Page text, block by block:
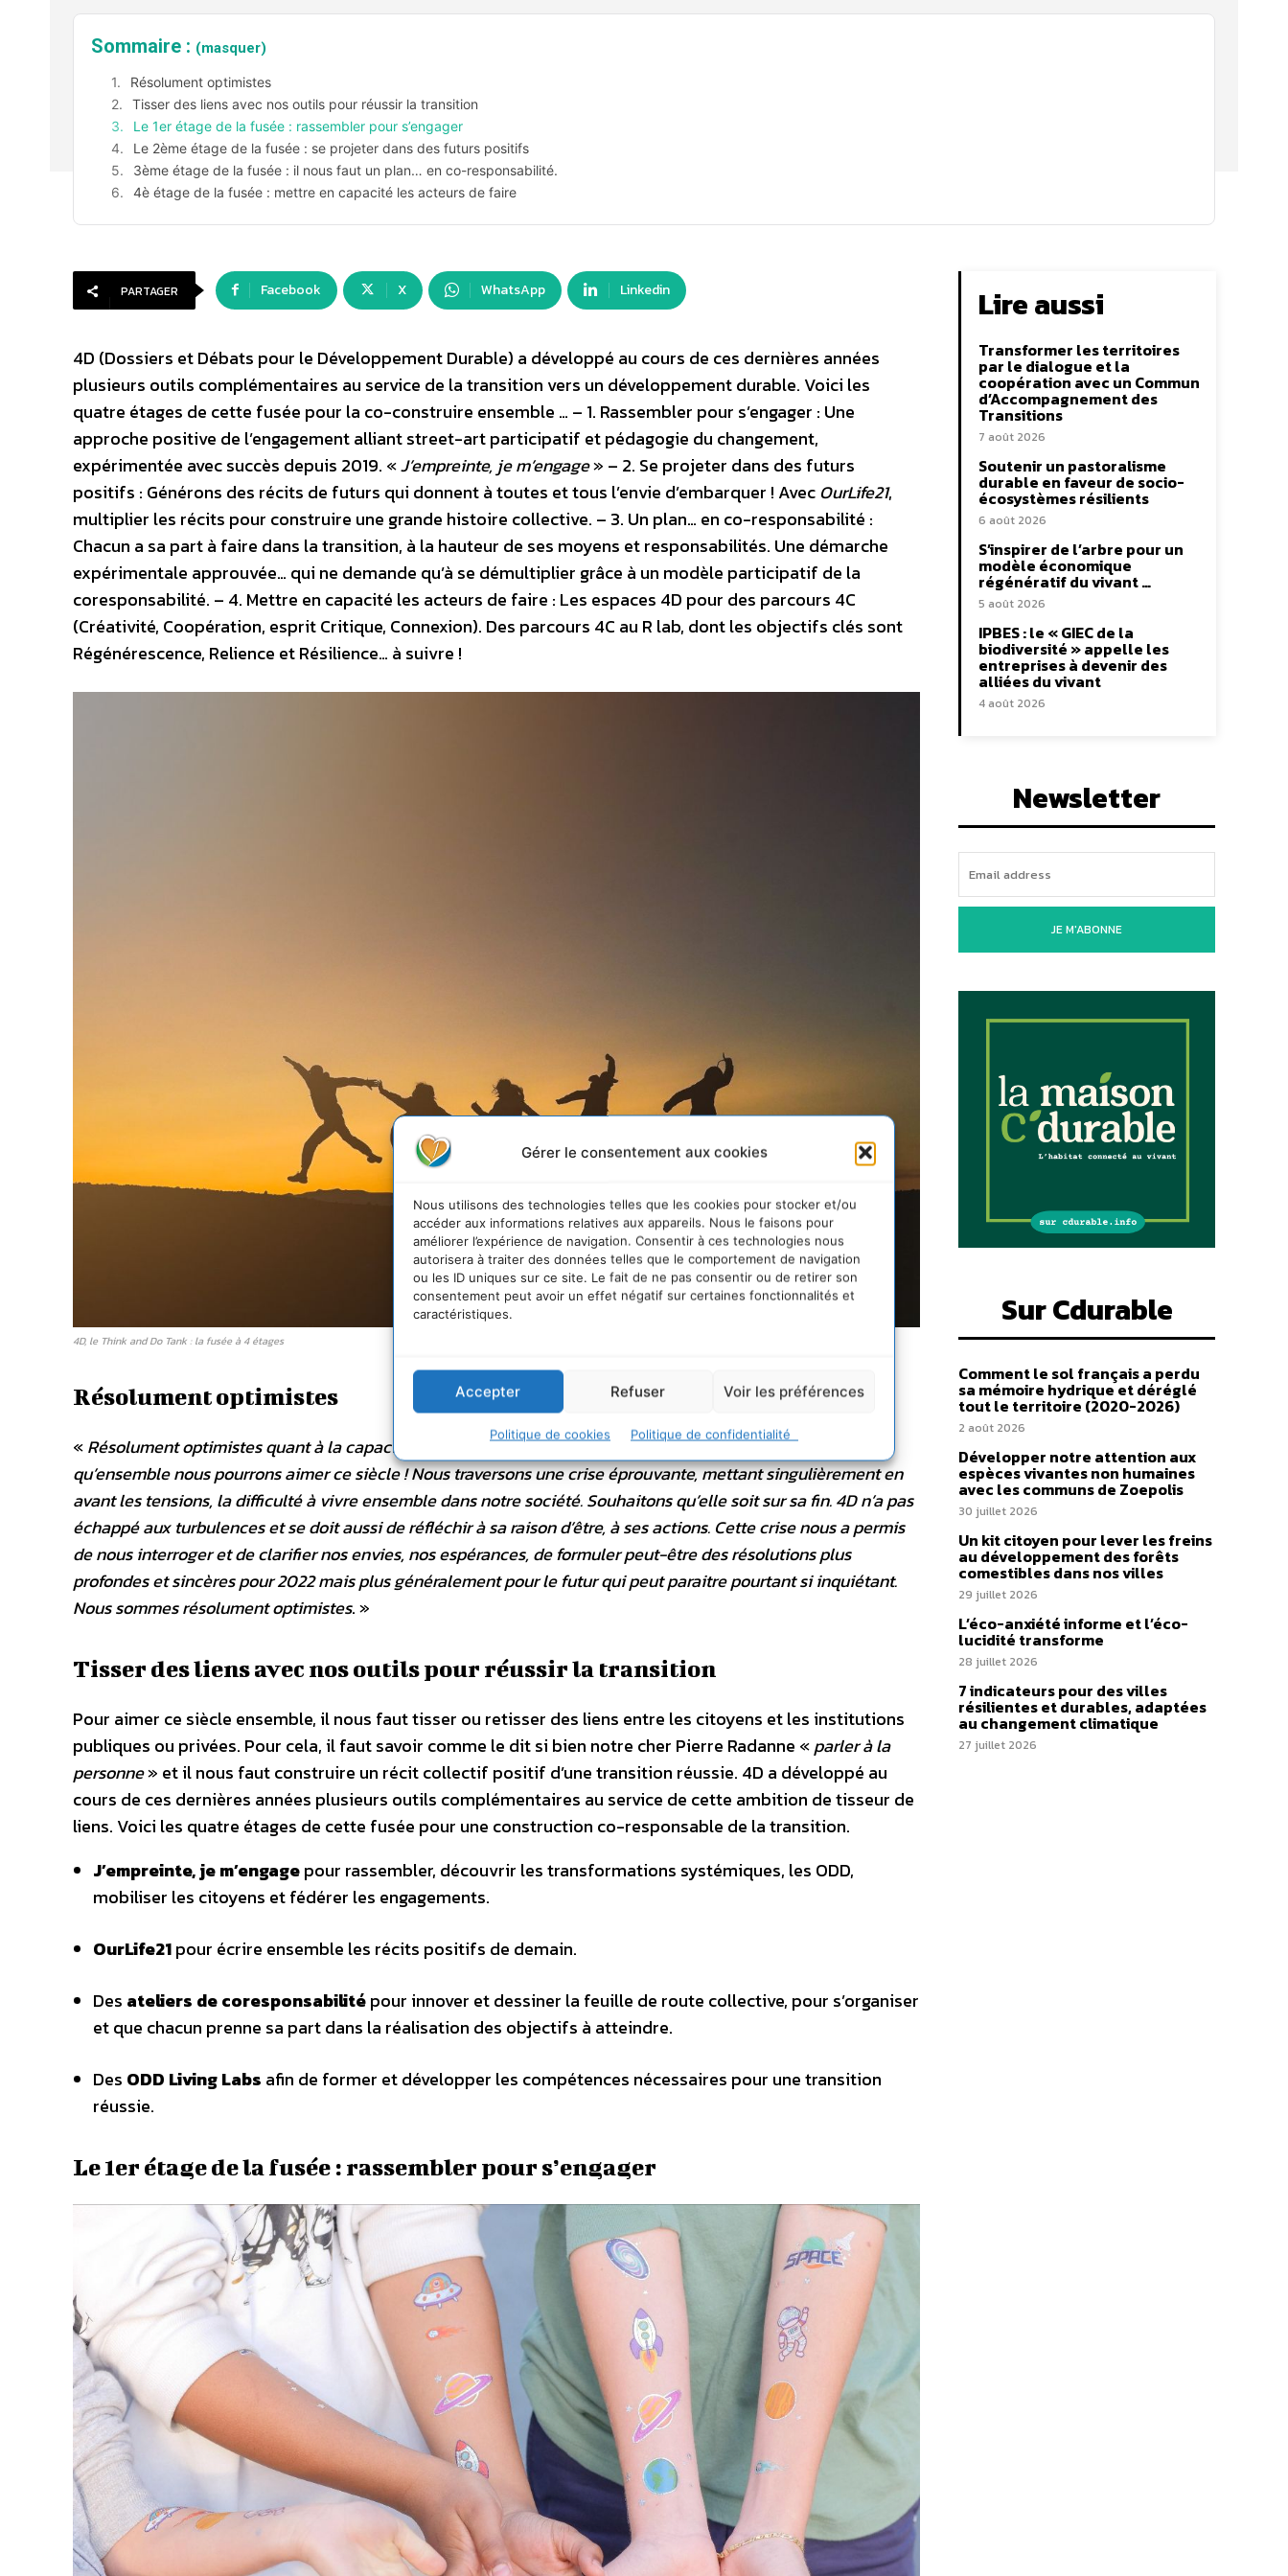
Gérer le consentement aux cookies
Nous utilisons des technologies telles que les cookies pour stocker et/ou
accéder aux informations relatives aux appareils. Nous le faisons pour
améliorer l’expérience de navigation. Consentir à ces technologies nous
autorisera à traiter des données telles que le comportement de navigation
ou les ID uniques sur ce site. Le fait de ne pas consentir ou de retirer son
consentement peut avoir un effet négatif sur certaines fonctionnalités et
caractéristiques.
Accepter Refuser Voir les préférences
Politique de cookies Politique de confidentialité
Sommaire : (masquer)
Résolument optimistes
Tisser des liens avec nos outils pour réussir la transition
Le 1er étage de la fusée : rassembler pour s’engager
Le 2ème étage de la fusée : se projeter dans des futurs positifs
3ème étage de la fusée : il nous faut un plan… en co-responsabilité.
4è étage de la fusée : mettre en capacité les acteurs de faire
PARTAGER Facebook X WhatsApp Linkedin
4D (Dossiers et Débats pour le Développement Durable) a développé au cours de ces dernières années
plusieurs outils complémentaires au service de la transition vers un développement durable. Voici les
quatre étages de cette fusée pour la co-construire ensemble … – 1. Rassembler pour s’engager : Une
approche positive de l’engagement alliant street-art participatif et pédagogie du changement,
expérimentée avec succès depuis 2019. «J’empreinte, je m’engage» – 2. Se projeter dans des futurs
positifs : Générons des récits de futurs qui donnent à toutes et tous l’envie d’embarquer ! Avec OurLife21,
multiplier les récits pour construire une grande histoire collective. – 3. Un plan… en co-responsabilité :
Chacun a sa part à faire dans la transition, à la hauteur de ses moyens et responsabilités. Une démarche
expérimentale approuvée… qui ne demande qu’à se démultiplier grâce à un modèle participatif de la
coresponsabilité. – 4. Mettre en capacité les acteurs de faire : Les espaces 4D pour des parcours 4C
(Créativité, Coopération, esprit Critique, Connexion). Des parcours 4C au R lab, dont les objectifs clés sont
Régénérescence, Relience et Résilience… à suivre !
4D, le Think and Do Tank : la fusée à 4 étages
Résolument optimistes
«Résolument optimistes quant à la capacité collective à trouver des solutions, nous restons convaincus
qu’ensemble nous pourrons aimer ce siècle ! Nous traversons une crise éprouvante, mettant singulièrement en
avant les tensions, la difficulté à vivre ensemble dans notre société. Souhaitons qu’elle soit sur sa fin. 4D n’a pas
échappé aux turbulences et se doit aussi de réfléchir à sa raison d’être, à ses actions. Cette crise nous a permis
de nous interroger et de clarifier nos envies, nos espérances, de formuler peut-être des résolutions plus
profondes et sincères pour 2022 mais plus généralement pour le futur qui peut paraitre pourtant si inquiétant.
Nous sommes résolument optimistes. »
Tisser des liens avec nos outils pour réussir la transition
Pour aimer ce siècle ensemble, il nous faut tisser ou retisser des liens entre les citoyens et les institutions
publiques ou privées. Pour cela, il faut savoir comme le dit si bien notre cher Pierre Radanne «parler à la
personne» et il nous faut construire un récit collectif positif d’une transition réussie. 4D a développé au
cours de ces dernières années plusieurs outils complémentaires au service de cette ambition de tisseur de
liens. Voici les quatre étages de cette fusée pour une construction co-responsable de la transition.
J’empreinte, je m’engagepour rassembler, découvrir les transformations systémiques, les ODD,
mobiliser les citoyens et fédérer les engagements.
OurLife21pour écrire ensemble les récits positifs de demain.
Des ateliers de coresponsabilitépour innover et dessiner la feuille de route collective, pour s’organiser
et que chacun prenne sa part dans la réalisation des objectifs à atteindre.
Des ODD Living Labs afin de former et développer les compétences nécessaires pour une transition
réussie.
Le 1er étage de la fusée : rassembler pour s’engager
Lire aussi
Transformer les territoires
par le dialogue et la
coopération avec un Commun
d’Accompagnement des
Transitions
7 août 2026
Soutenir un pastoralisme
durable en faveur de socio-
écosystèmes résilients
6 août 2026
S’inspirer de l’arbre pour un
modèle économique
régénératif du vivant …
5 août 2026
IPBES : le « GIEC de la
biodiversité » appelle les
entreprises à devenir des
alliées du vivant
4 août 2026
Newsletter
JE M'ABONNE
Sur Cdurable
Comment le sol français a perdu
sa mémoire hydrique et déréglé
tout le territoire (2020-2026)
2 août 2026
Développer notre attention aux
espèces vivantes non humaines
avec les communs de Zoepolis
30 juillet 2026
Un kit citoyen pour lever les freins
au développement des forêts
comestibles dans nos villes
29 juillet 2026
L’éco-anxiété informe et l’éco-
lucidité transforme
28 juillet 2026
7 indicateurs pour des villes
résilientes et durables, adaptées
au changement climatique
27 juillet 2026